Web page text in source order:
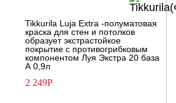
Tikkurila Luja Extra -полуматовая
краска для стен и потолков
образует экстрастойкое
покрытие с противогрибковым
компонентом Луя Экстра 20 база
А 0,9л
2 249Р